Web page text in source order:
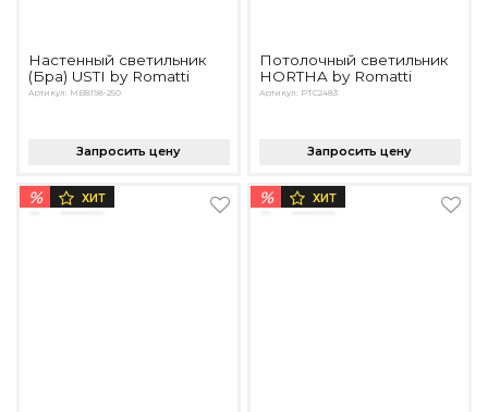
Настенный светильник
(Бра) USTI by Romatti
Артикул: MB8198-250
Запросить цену
Потолочный светильник
HORTHA by Romatti
Артикул: PTC2483
Запросить цену
% ХИТ % ХИТ